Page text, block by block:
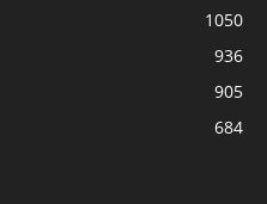
1050
936
905
684